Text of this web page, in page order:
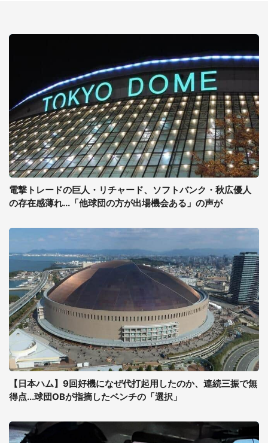
電撃トレードの巨人・リチャード、ソフトバンク・秋広優人
の存在感薄れ...「他球団の方が出場機会ある」の声が
【日本ハム】9回好機になぜ代打起用したのか、連続三振で無
得点...球団OBが指摘したベンチの「選択」